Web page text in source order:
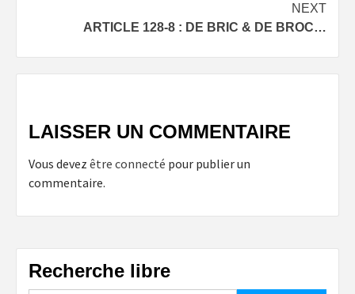
NEXT
ARTICLE 128-8 : DE BRIC & DE BROC…
LAISSER UN COMMENTAIRE
Vous devez être connecté pour publier un
commentaire.
Recherche libre